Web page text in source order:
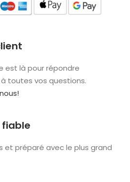
est là pour répondre
toutes vos questions.
fiable
et préparé avec le plus grand